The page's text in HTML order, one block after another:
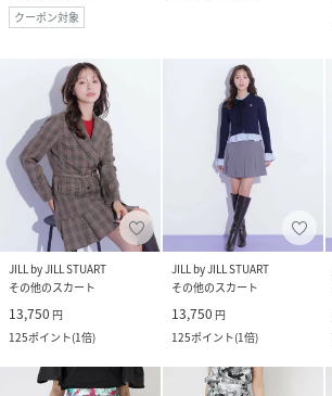
クーポン対象
JILL by JILL STUART
その他のスカート
13,750 円
125ポイント(1倍)
JILL by JILL STUART
その他のスカート
13,750 円
125ポイント(1倍)